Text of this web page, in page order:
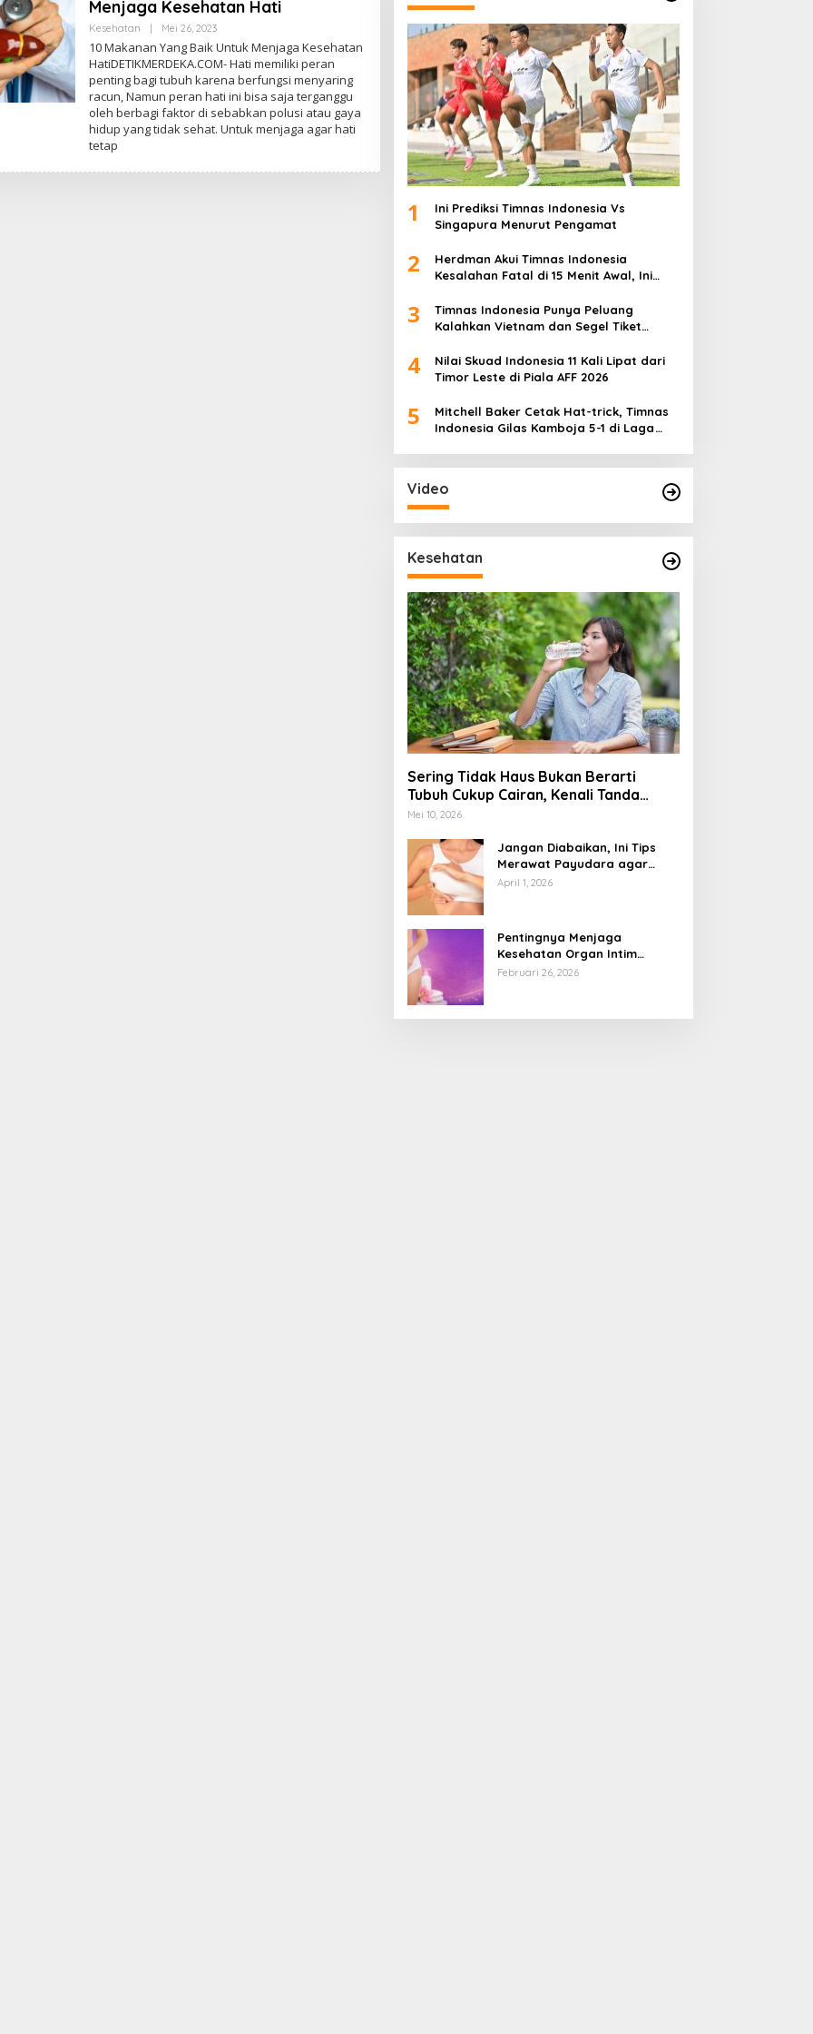
Menjaga Kesehatan Hati
Kesehatan Mei 26, 2023O
L
E
H
E
D
I
T
O
10 Makanan Yang Baik Untuk Menjaga Kesehatan
HatiDETIKMERDEKA.COM- Hati memiliki peran
penting bagi tubuh karena berfungsi menyaring
racun, Namun peran hati ini bisa saja terganggu
oleh berbagi faktor di sebabkan polusi atau gaya
hidup yang tidak sehat. Untuk menjaga agar hati
tetap
1
Ini Prediksi Timnas Indonesia Vs
Singapura Menurut Pengamat
2
Herdman Akui Timnas Indonesia
Kesalahan Fatal di 15 Menit Awal, Ini
3
Timnas Indonesia Punya Peluang
Kalahkan Vietnam dan Segel Tiket
4
Nilai Skuad Indonesia 11 Kali Lipat dari
Timor Leste di Piala AFF 2026
5
Mitchell Baker Cetak Hat-trick, Timnas
Indonesia Gilas Kamboja 5-1 di Laga
Video
Kesehatan
Sering Tidak Haus Bukan Berarti
Tubuh Cukup Cairan, Kenali Tanda
Dehidrasi Ringan
Mei 10, 2026
Jangan Diabaikan, Ini Tips
Merawat Payudara agar
Tetap Sehat dan Terhindar
April 1, 2026
Pentingnya Menjaga
Kesehatan Organ Intim
Wanita, Ini 3 Cara Perawatan
Februari 26, 2026